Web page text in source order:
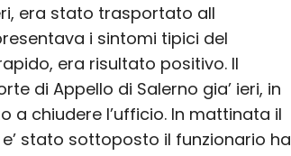
era stato trasportato all
i sintomi tipici del
era risultato positivo. Il
di Appello di Salerno gia’ ieri, in
a chiudere l’ufficio. In mattinata il
stato sottoposto il funzionario ha